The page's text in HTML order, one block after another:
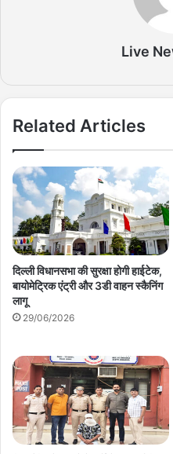
Live
Related Articles
दिल्ली विधानसभा की सुरक्षा होगी हाईटेक,
बायोमेट्रिक एंट्री और 3डी वाहन स्कैनिंग
लागू
29/06/2026